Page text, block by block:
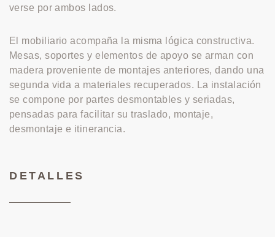
verse por ambos lados.
El mobiliario acompaña la misma lógica constructiva.
Mesas, soportes y elementos de apoyo se arman con
madera proveniente de montajes anteriores, dando una
segunda vida a materiales recuperados. La instalación
se compone por partes desmontables y seriadas,
pensadas para facilitar su traslado, montaje,
desmontaje e itinerancia.
DETALLES